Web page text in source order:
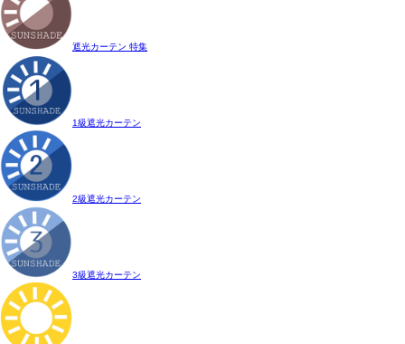
遮光カーテン 特集
1級遮光カーテン
2級遮光カーテン
3級遮光カーテン